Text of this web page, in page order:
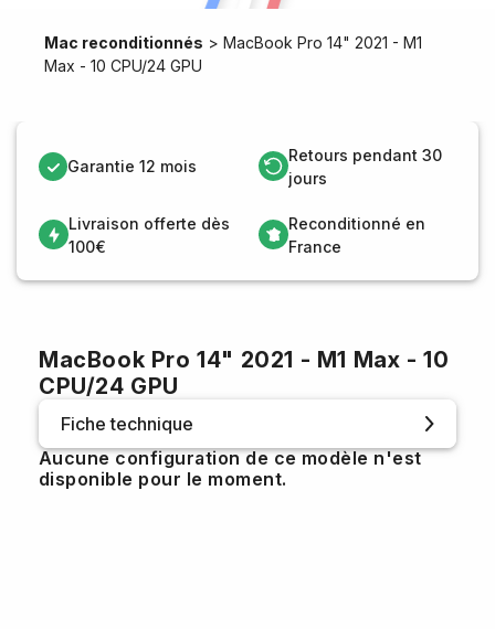
Mac reconditionnés > MacBook Pro 14" 2021 - M1
Max - 10 CPU/24 GPU
Garantie 12 mois
Retours pendant 30
jours
Livraison offerte dès
100€
Reconditionné en
France
MacBook Pro 14" 2021 - M1 Max - 10
CPU/24 GPU
Fiche technique
Aucune configuration de ce modèle n'est
disponible pour le moment.